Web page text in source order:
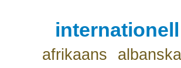
afrikaans albanska